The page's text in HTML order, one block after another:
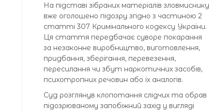
На підставі зібраних матеріалів зловмиснику
вже оголошено підозру згідно з частиною 2
статті 307 Кримінального кодексу України.
Ця стаття передбачає суворе покарання
за незаконне виробництво, виготовлення,
придбання, зберігання, перевезення,
пересилання чи збут наркотичних засобів,
психотропних речовин або їх аналогів.
Суд розглянув клопотання слідчих та обрав
підозрюваному запобіжний захід у вигляді